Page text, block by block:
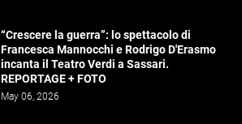
“Crescere la guerra”: lo spettacolo di
Francesca Mannocchi e Rodrigo D'Erasmo
incanta il Teatro Verdi a Sassari.
REPORTAGE + FOTO
May 06, 2026